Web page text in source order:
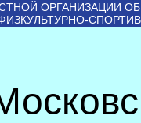
ОРГАНИЗАЦИИ